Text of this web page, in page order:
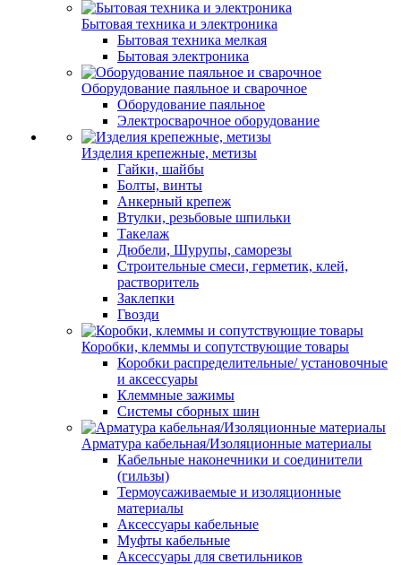
Бытовая техника и электроника
Бытовая техника мелкая
Бытовая электроника
Оборудование паяльное и сварочное
Оборудование паяльное
Электросварочное оборудование
Изделия крепежные, метизы
Гайки, шайбы
Болты, винты
Анкерный крепеж
Втулки, резьбовые шпильки
Такелаж
Дюбели, Шурупы, саморезы
Строительные смеси, герметик, клей,
растворитель
Заклепки
Гвозди
Коробки, клеммы и сопутствующие товары
Коробки распределительные/ установочные
и аксессуары
Клеммные зажимы
Системы сборных шин
Арматура кабельная/Изоляционные материалы
Кабельные наконечники и соединители
(гильзы)
Термоусаживаемые и изоляционные
материалы
Аксессуары кабельные
Муфты кабельные
Аксессуары для светильников